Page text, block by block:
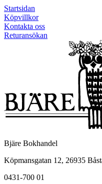
Startsidan
Köpvillkor
Kontakta oss
Returansökan
Bjäre Bokhandel
Köpmansgatan 12, 26935
0431-700 01